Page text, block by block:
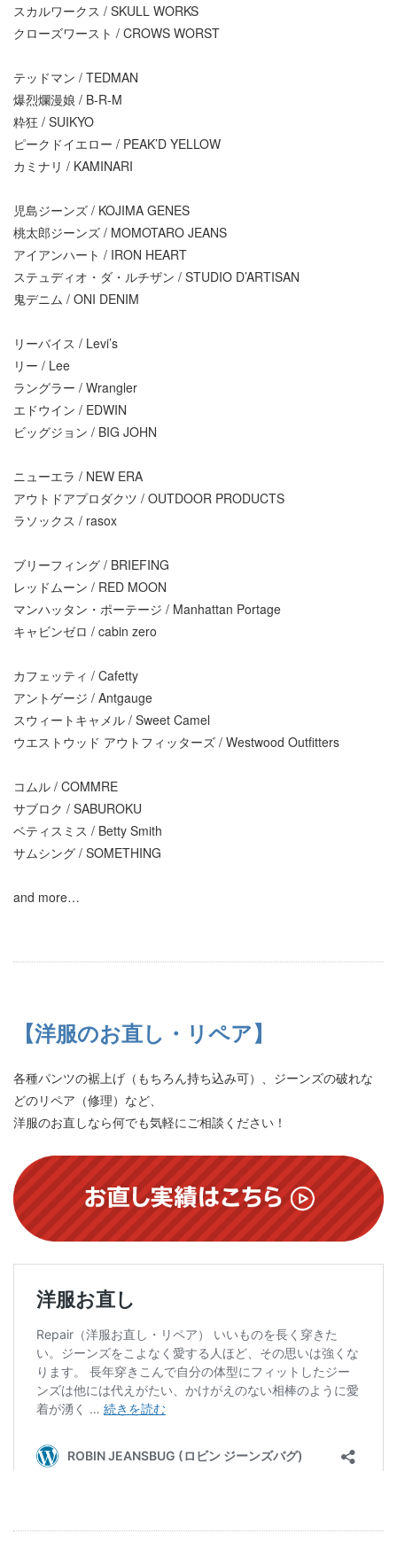
スカルワークス / SKULL WORKS
クローズワースト / CROWS WORST
テッドマン / TEDMAN
爆烈爛漫娘 / B-R-M
粋狂 / SUIKYO
ピークドイエロー / PEAK’D YELLOW
カミナリ / KAMINARI
児島ジーンズ / KOJIMA GENES
桃太郎ジーンズ / MOMOTARO JEANS
アイアンハート / IRON HEART
ステュディオ・ダ・ルチザン / STUDIO D’ARTISAN
鬼デニム / ONI DENIM
リーバイス / Levi’s
リー / Lee
ラングラー / Wrangler
エドウイン / EDWIN
ビッグジョン / BIG JOHN
ニューエラ / NEW ERA
アウトドアプロダクツ / OUTDOOR PRODUCTS
ラソックス / rasox
ブリーフィング / BRIEFING
レッドムーン / RED MOON
マンハッタン・ポーテージ / Manhattan Portage
キャビンゼロ / cabin zero
カフェッティ / Cafetty
アントゲージ / Antgauge
スウィートキャメル / Sweet Camel
ウエストウッド アウトフィッターズ / Westwood Outfitters
コムル / COMMRE
サブロク / SABUROKU
ベティスミス / Betty Smith
サムシング / SOMETHING
and more…
【洋服のお直し・リペア】
各種パンツの裾上げ（もちろん持ち込み可）、ジーンズの破れな
どのリペア（修理）など、
洋服のお直しなら何でも気軽にご相談ください！